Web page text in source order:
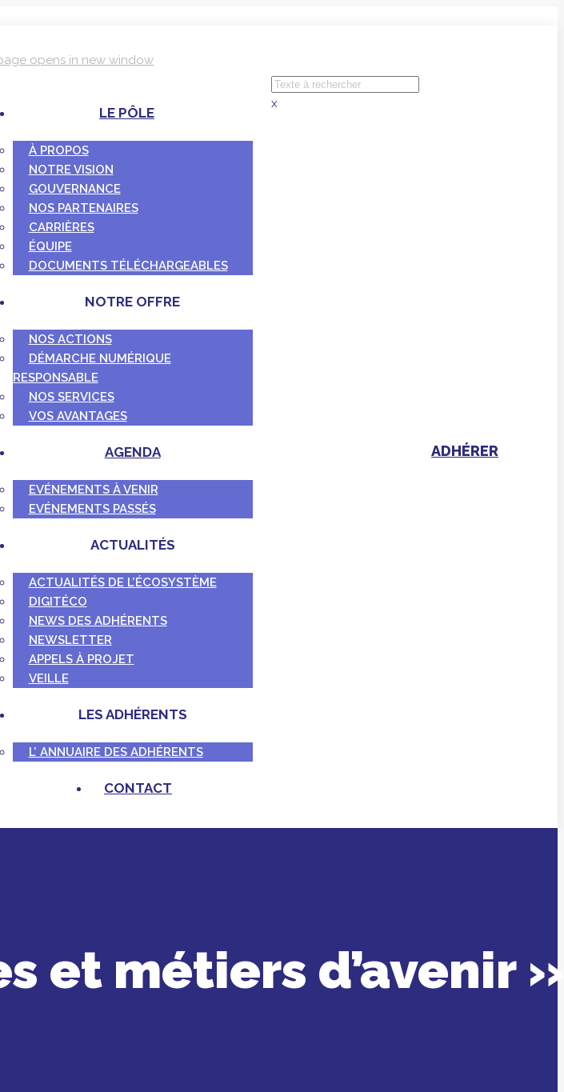
opens in new window
LE PÔLE
À PROPOS
NOTRE VISION
GOUVERNANCE
NOS PARTENAIRES
CARRIÈRES
ÉQUIPE
DOCUMENTS TÉLÉCHARGEABLES
NOTRE OFFRE
NOS ACTIONS
DÉMARCHE NUMÉRIQUE
RESPONSABLE
NOS SERVICES
VOS AVANTAGES
AGENDA
EVÉNEMENTS À VENIR
EVÉNEMENTS PASSÉS
ACTUALITÉS
ACTUALITÉS DE L’ÉCOSYSTÈME
DIGITÉCO
NEWS DES ADHÉRENTS
NEWSLETTER
APPELS À PROJET
VEILLE
LES ADHÉRENTS
L’ ANNUAIRE DES ADHÉRENTS
CONTACT
x
ADHÉRER
et métiers d’avenir »